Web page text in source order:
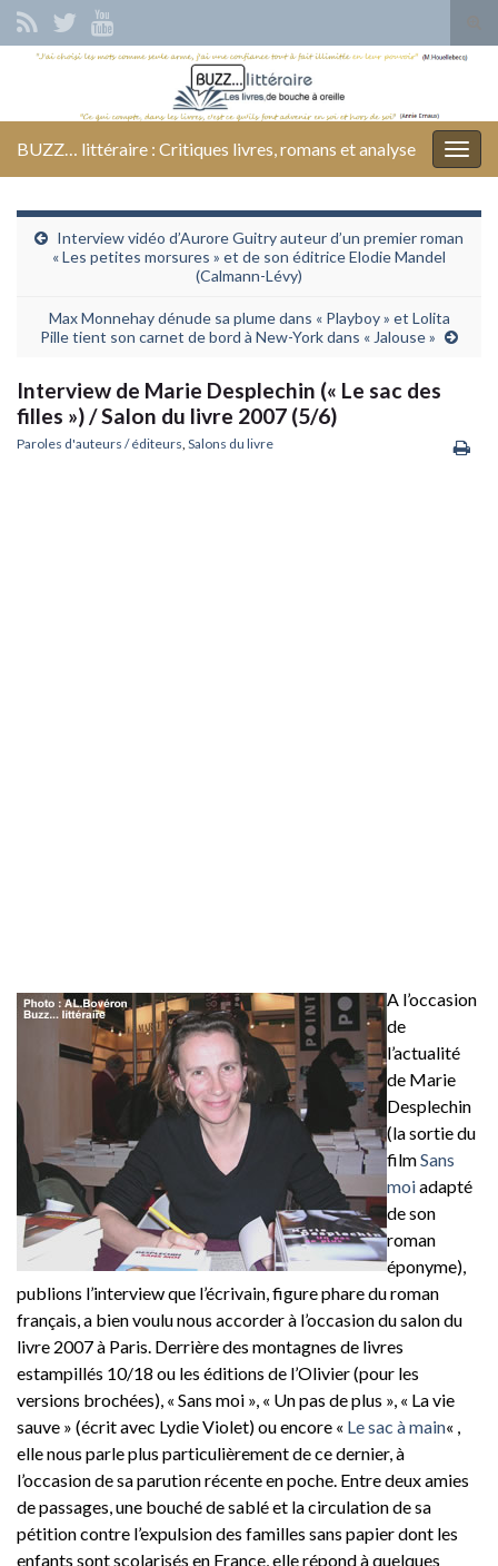
Search for:
BUZZ… littéraire : Critiques livres, romans et analyse
Interview vidéo d’Aurore Guitry auteur d’un premier roman
« Les petites morsures » et de son éditrice Elodie Mandel
(Calmann-Lévy)
Max Monnehay dénude sa plume dans « Playboy » et Lolita
Pille tient son carnet de bord à New-York dans « Jalouse »
Interview de Marie Desplechin (« Le sac des
filles ») / Salon du livre 2007 (5/6)
Paroles d'auteurs / éditeurs Salons du livre
A l’occasion
de
l’actualité
de Marie
Desplechin
(la sortie du
filmSans
moiadapté
de son
roman
éponyme),
publions l’interview que l’écrivain, figure phare du roman
français, a bien voulu nous accorder à l’occasion du salon du
livre 2007 à Paris. Derrière des montagnes de livres
estampillés 10/18 ou les éditions de l’Olivier (pour les
versions brochées), « Sans moi », « Un pas de plus », « La vie
sauve » (écrit avec Lydie Violet) ou encore « Le sac à main« ,
elle nous parle plus particulièrement de ce dernier, à
l’occasion de sa parution récente en poche. Entre deux amies
de passages, une bouché de sablé et la circulation de sa
pétition contre l’expulsion des familles sans papier dont les
enfants sont scolarisés en France, elle répond à quelques